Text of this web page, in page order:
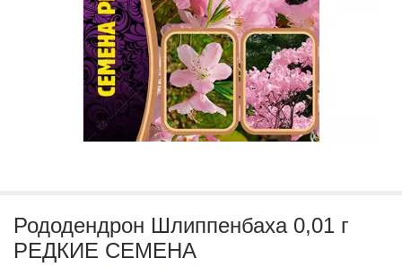
Рододендрон Шлиппенбаха 0,01 г
РЕДКИЕ СЕМЕНА